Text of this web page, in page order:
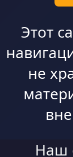
Этот
не
Наш